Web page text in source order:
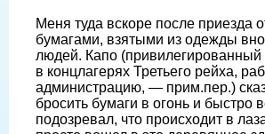
Меня туда вскоре после приезда
бумагами, взятыми из одежды
людей. Капо
в концлагерях Третьего рейха,
администрацию, — прим.пер.)
бросить бумаги в огонь и быстро
подозревал, что происходит в